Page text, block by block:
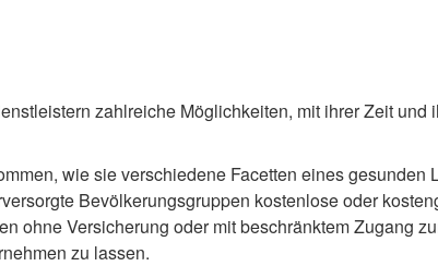
zahlreiche Möglichkeiten, mit ihrer Zeit und
wie sie verschiedene Facetten eines gesunden
Bevölkerungsgruppen kostenlose oder
ohne Versicherung oder mit beschränktem Zugang
zu lassen.